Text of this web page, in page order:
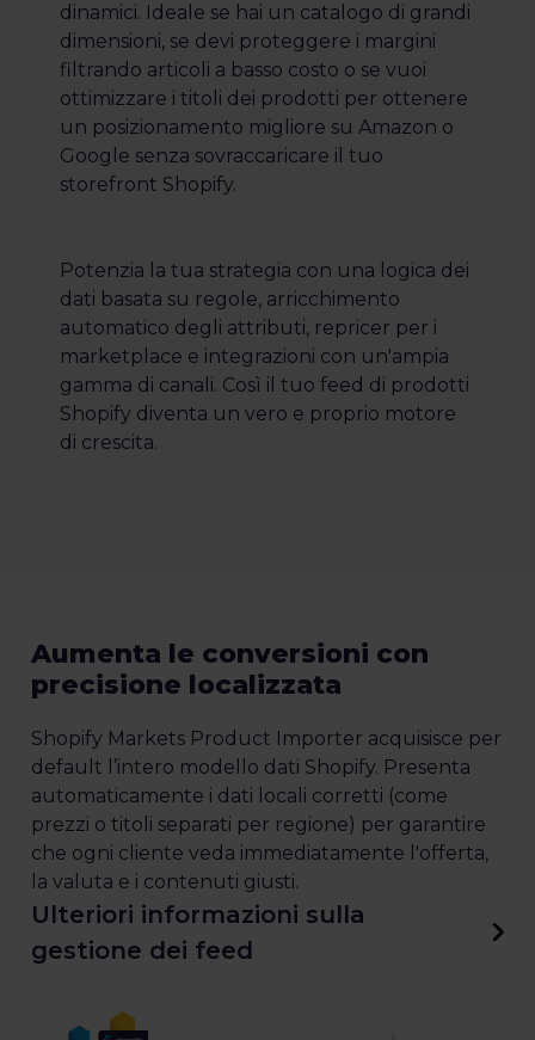
dinamici. Ideale se hai un catalogo di grandi
dimensioni, se devi proteggere i margini
filtrando articoli a basso costo o se vuoi
ottimizzare i titoli dei prodotti per ottenere
un posizionamento migliore su Amazon o
Google senza sovraccaricare il tuo
storefront Shopify.
Potenzia la tua strategia con una logica dei
dati basata su regole, arricchimento
automatico degli attributi, repricer per i
marketplace e integrazioni con un'ampia
gamma di canali. Così il tuo feed di prodotti
Shopify diventa un vero e proprio motore
di crescita.
Aumenta le conversioni con
precisione localizzata
Shopify Markets Product Importer acquisisce per
default l’intero modello dati Shopify. Presenta
automaticamente i dati locali corretti (come
prezzi o titoli separati per regione) per garantire
che ogni cliente veda immediatamente l'offerta,
la valuta e i contenuti giusti.
Ulteriori informazioni sulla
gestione dei feed